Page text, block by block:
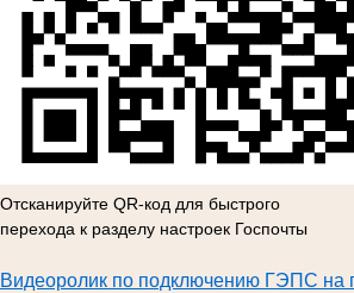
Отсканируйте QR-код для быстрого
перехода к разделу настроек Госпочты
Видеоролик по подключению ГЭПС на